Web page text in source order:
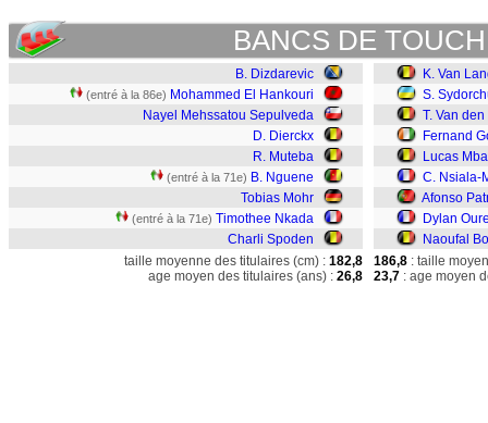
BANCS DE
B. Dizdarevic
(entré à la 86e) Mohammed El Hankouri
Nayel Mehssatou Sepulveda
D. Dierckx
R. Muteba
(entré à la 71e) B. Nguene
Tobias Mohr
(entré à la 71e) Timothee Nkada
Charli Spoden
K. Van
S.
T. Van
Fernand
Lucas
C. Nsiala-
Afonso
Dylan
Naoufal
taille moyenne des titulaires (cm) : 182,8
age moyen des titulaires (ans) : 26,8
186,8 : taille
23,7 : age moyen